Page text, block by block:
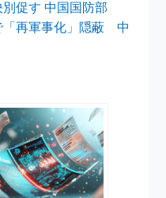
促す 中国国防部
「再軍事化」隠蔽 中